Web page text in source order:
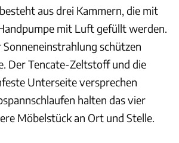
aus drei Kammern, die mit
mit Luft gefüllt werden.
schützen
Der Tencate-Zeltstoff und die
Unterseite versprechen
halten das vier
Möbelstück an Ort und Stelle.